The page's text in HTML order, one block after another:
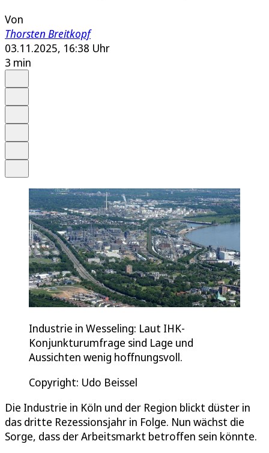
Von
Thorsten Breitkopf
03.11.2025, 16:38 Uhr
3 min
Industrie in Wesseling: Laut IHK-
Konjunkturumfrage sind Lage und
Aussichten wenig hoffnungsvoll.
Copyright: Udo Beissel
Die Industrie in Köln und der Region blickt düster in
das dritte Rezessionsjahr in Folge. Nun wächst die
Sorge, dass der Arbeitsmarkt betroffen sein könnte.